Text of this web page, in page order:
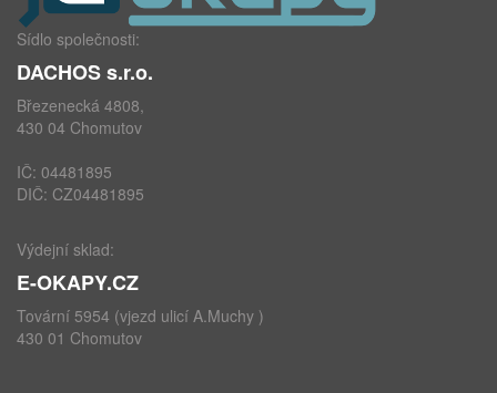
Sídlo společnosti:
DACHOS s.r.o.
Březenecká 4808,
430 04 Chomutov
IČ: 04481895
DIČ: CZ04481895
Výdejní sklad:
E-OKAPY.CZ
Tovární 5954 (vjezd ulicí A.Muchy )
430 01 Chomutov